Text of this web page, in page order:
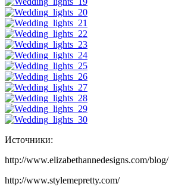
Источники:
http://www.elizabethannedesigns.com/blog/
http://www.stylemepretty.com/